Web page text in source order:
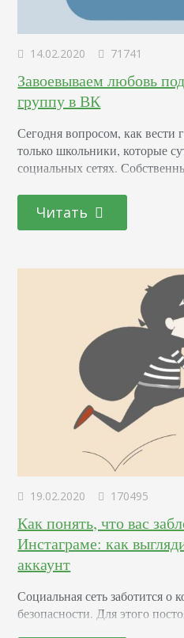
14.02.2020 71741
Завоевываем любовь
группу в ВК
Сегодня вопросом, как вести
только школьники, которые
социальных сетях.
информационных,
блогеры. Зачастую на первом
денег на рекламу и даже к
Читать
19.02.2020 170495
Как понять, что вас
Инстаграме: как
аккаунт
Социальная сеть заботится о
безопасности. Для этого